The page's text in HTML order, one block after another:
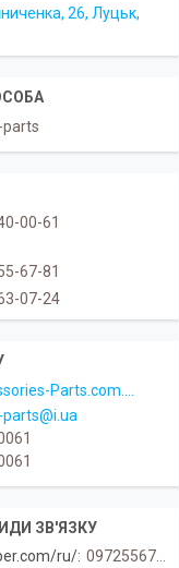
26, Луцьк,
parts
00-61
67-81
07-24
http://Accessories-Parts.com.ua
ru/ 0972556781